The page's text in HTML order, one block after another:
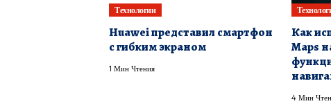
Технологии
Huawei представил смартфон
с гибким экраном
1 Мин Чтения
Как
Maps
4 Мин